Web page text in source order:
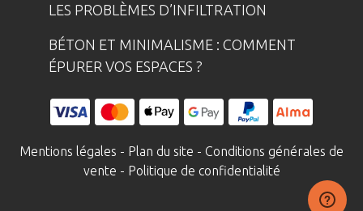
LES PROBLÈMES D’INFILTRATION
BÉTON ET MINIMALISME : COMMENT
ÉPURER VOS ESPACES ?
Mentions légales - Plan du site - Conditions générales de
vente - Politique de confidentialité